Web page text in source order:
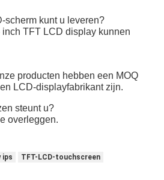
scherm kunt u leveren?
inch TFT LCD display kunnen
producten hebben een MOQ
LCD-displayfabrikant zijn.
steunt u?
overleggen.
ips TFT-LCD-touchscreen